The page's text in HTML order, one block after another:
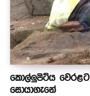
කොල්ලුපිටිය
සොයාගැනේ